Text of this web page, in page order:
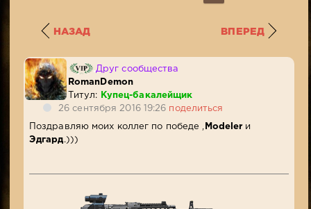
НАЗАД ВПЕРЕД
Друг сообщества
RomanDemon
Титул:
Купец-бакалейщик
26 сентября 2016 19:26 поделиться
Поздравляю моих коллег по победе , Modeler и
Эдгард.)))